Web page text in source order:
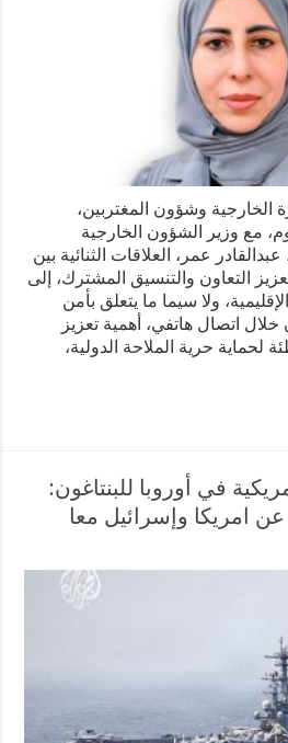
وشؤون المغتربين،
مع وزير الشؤون الخارجية
عمر، العلاقات الثنائية بين
التعاون والتنسيق المشترك، إلى
ولا سيما ما يتعلق بأمن
خلال اتصال هاتفي، أهمية تعزيز
لحماية حرية الملاحة الدولية،
في أوروبا للبنتاغون:
امريكا وإسرائيل معا